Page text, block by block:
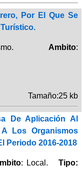
Por El Que Se
Ambito:
Tamaño:25 kb
De Aplicación Al
Los Organismos
Periodo 2016-2018
: Local.Tipo: